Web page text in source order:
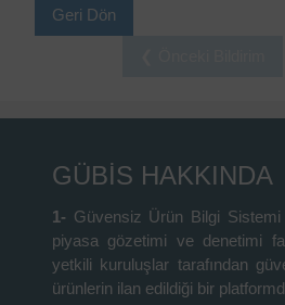
Geri Dön
GÜBİS HAKKINDA
1- Güvensiz Ürün Bilgi
piyasa gözetimi ve denetimi
yetkili kuruluşlar tarafından
ürünlerin ilan edildiği bir